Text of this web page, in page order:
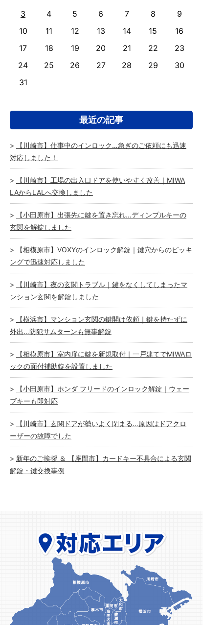
3
4 5 6 7 8
9
10
11 12 13 14 15
16
17
18 19 20 21 22
23
24
25 26 27 28 29
30
31
最近の記事
【川崎市】仕事中のインロック…急ぎのご依頼にも迅速
対応しました！
【川崎市】工場の出入口ドアを使いやすく改善｜MIWA
LAからLALへ交換しました
【小田原市】出張先に鍵を置き忘れ…ディンプルキーの
玄関を解錠しました
【相模原市】VOXYのインロック解錠｜鍵穴からのピッキ
ングで迅速対応しました
【川崎市】夜の玄関トラブル｜鍵をなくしてしまったマ
ンション玄関を解錠しました
【横浜市】マンション玄関の鍵開け依頼｜鍵を持たずに
外出…防犯サムターンも無事解錠
【相模原市】室内扉に鍵を新規取付｜一戸建てでMIWAロ
ックの面付補助錠を設置しました
【小田原市】ホンダ フリードのインロック解錠｜ウェー
ブキーも即対応
【川崎市】玄関ドアが勢いよく閉まる…原因はドアクロ
ーザーの故障でした
新年のご挨拶 ＆ 【座間市】カードキー不具合による玄関
解錠・鍵交換事例